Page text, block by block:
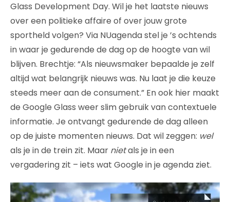
Glass Development Day. Wil je het laatste nieuws
over een politieke affaire of over jouw grote
sportheld volgen? Via NUagenda stel je ’s ochtends
in waar je gedurende de dag op de hoogte van wil
blijven. Brechtje: “Als nieuwsmaker bepaalde je zelf
altijd wat belangrijk nieuws was. Nu laat je die keuze
steeds meer aan de consument.” En ook hier maakt
de Google Glass weer slim gebruik van contextuele
informatie. Je ontvangt gedurende de dag alleen
op de juiste momenten nieuws. Dat wil zeggen: wel
als je in de trein zit. Maar nietals je in een
vergadering zit – iets wat Google in je agenda ziet.